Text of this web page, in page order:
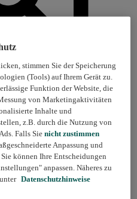
stimmen Sie der Speicherung
(Tools) auf Ihrem Gerät zu.
Funktion der Website, die
von Marketingaktivitäten
Inhalte und
z.B. durch die Nutzung von
Falls Sienicht zustimmen
Anpassung und
können Ihre Entscheidungen
anpassen. Näheres zu
Datenschutzhinweise